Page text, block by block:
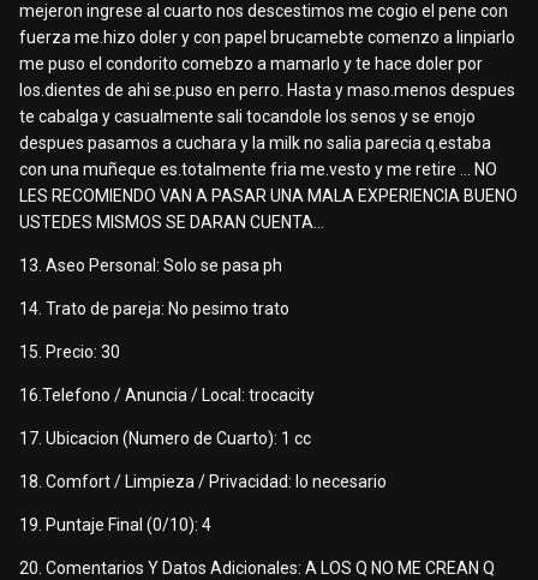
mejeron ingrese al cuarto nos descestimos me cogio el pene con
fuerza me.hizo doler y con papel brucamebte comenzo a linpiarlo
me puso el condorito comebzo a mamarlo y te hace doler por
los.dientes de ahi se.puso en perro. Hasta y maso.menos despues
te cabalga y casualmente sali tocandole los senos y se enojo
despues pasamos a cuchara y la milk no salia parecia q.estaba
con una muñeque es.totalmente fria me.vesto y me retire ... NO
LES RECOMIENDO VAN A PASAR UNA MALA EXPERIENCIA BUENO
USTEDES MISMOS SE DARAN CUENTA...
13. Aseo Personal: Solo se pasa ph
14. Trato de pareja: No pesimo trato
15. Precio: 30
16.Telefono / Anuncia / Local: trocacity
17. Ubicacion (Numero de Cuarto): 1 cc
18. Comfort / Limpieza / Privacidad: lo necesario
19. Puntaje Final (0/10): 4
20. Comentarios Y Datos Adicionales: A LOS Q NO ME CREAN Q